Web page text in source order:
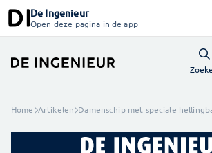
De Ingenieur
Open deze pagina in de app
Home Artikelen Damenschip met speciale